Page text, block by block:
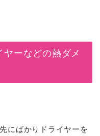
ーなどの熱ダメ
にばかりドライヤーを